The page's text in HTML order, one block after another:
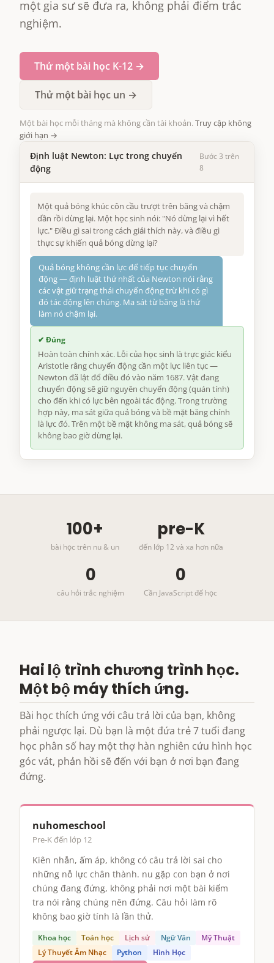
một gia sư sẽ đưa ra, không phải điểm trắc
nghiệm.
Thử một bài học K-12 →
Thử một bài học un →
Một bài học mỗi tháng mà không cần tài khoản. Truy cập không
giới hạn →
Định luật Newton: Lực trong chuyển
động
Bước 3 trên
8
Một quả bóng khúc côn cầu trượt trên băng và chậm
dần rồi dừng lại. Một học sinh nói: "Nó dừng lại vì hết
lực." Điều gì sai trong cách giải thích này, và điều gì
thực sự khiến quả bóng dừng lại?
Quả bóng không cần lực để tiếp tục chuyển
động — định luật thứ nhất của Newton nói rằng
các vật giữ trạng thái chuyển động trừ khi có gì
đó tác động lên chúng. Ma sát từ băng là thứ
làm nó chậm lại.
✔ Đúng
Hoàn toàn chính xác. Lỗi của học sinh là trực giác kiểu
Aristotle rằng chuyển động cần một lực liên tục —
Newton đã lật đổ điều đó vào năm 1687. Vật đang
chuyển động sẽ giữ nguyên chuyển động (quán tính)
cho đến khi có lực bên ngoài tác động. Trong trường
hợp này, ma sát giữa quả bóng và bề mặt băng chính
là lực đó. Trên một bề mặt không ma sát, quả bóng sẽ
không bao giờ dừng lại.
100+
bài học trên nu & un
pre-K
đến lớp 12 và xa hơn nữa
0
câu hỏi trắc nghiệm
0
Cần JavaScript để học
Hai lộ trình chương trình học.
Một bộ máy thích ứng.
Bài học thích ứng với câu trả lời của bạn, không
phải ngược lại. Dù bạn là một đứa trẻ 7 tuổi đang
học phân số hay một thợ hàn nghiên cứu hình học
góc vát, phản hồi sẽ đến với bạn ở nơi bạn đang
đứng.
nuhomeschool
Pre-K đến lớp 12
Kiên nhẫn, ấm áp, không có câu trả lời sai cho
những nỗ lực chân thành. nu gặp con bạn ở nơi
chúng đang đứng, không phải nơi một bài kiểm
tra nói rằng chúng nên đứng. Câu hỏi làm rõ
không bao giờ tính là lần thử.
Khoa học Toán học Lịch sử Ngữ Văn
Mỹ Thuật
Lý Thuyết Âm Nhạc
Python Hình Học